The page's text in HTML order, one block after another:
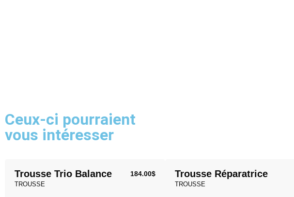
Ceux-ci pourraient
vous intéresser
Trousse Trio Balance 184.00$
TROUSSE
Trousse Réparatrice
TROUSSE